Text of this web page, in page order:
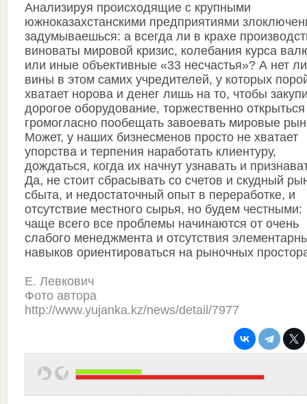
Анализируя происходящие с крупными
южноказахстанскими предприятиями
задумываешься: а всегда ли в крахе
виноваты мировой кризис, колебания курса
или иные объективные «33 несчастья»? А нет ли
вины в этом самих учредителей, у которых
хватает норова и денег лишь на то, чтобы
дорогое оборудование, торжественно
громогласно пообещать завоевать мировые
Может, у наших бизнесменов просто не хватает
упорства и терпения наработать клиентуру,
дождаться, когда их начнут узнавать и
Да, не стоит сбрасывать со счетов и скудный
сбыта, и недостаточный опыт в переработке, и
отсутствие местного сырья, но будем честными:
чаще всего все проблемы начинаются от очень
слабого менеджмента и отсутствия
навыков ориентироваться на рыночных
Е. Левкович
Фото автора
http://www.yujanka.kz/news/detail/7977